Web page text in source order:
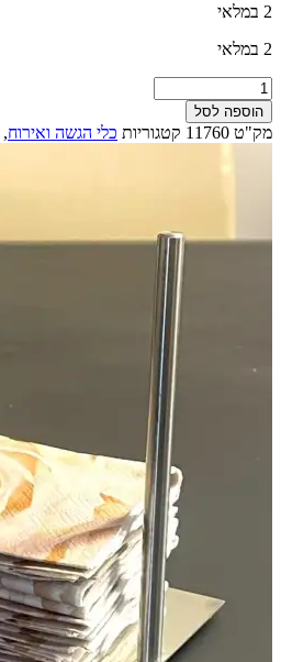
2 במלאי
2 במלאי
כמות
של
מחזיק
מפיות,
בליטוש
הוספה לסל
מק"ט 11760 קטגוריות כלי הגשה ואירוח,